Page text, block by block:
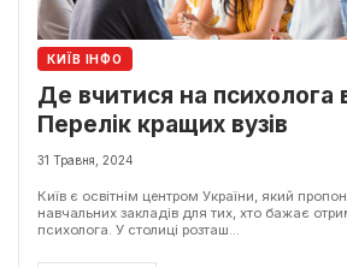
КИЇВ ІНФО
Де вчитися на психолога
Перелік кращих вузів
31 Травня, 2024
Київ є освітнім центром України, який
навчальних закладів для тих, хто бажає
психолога. У столиці розташ...